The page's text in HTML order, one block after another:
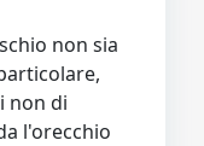
non sia
non di
l'orecchio